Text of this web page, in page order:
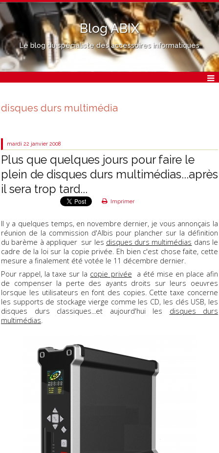
Blog ABIX
Le blog du spécialiste des accessoires informatiques
disques durs multimédia
mardi 22 janvier 2008
Plus que quelques jours pour faire le
plein de disques durs multimédias...après
il sera trop tard...
Imprimer
Il y a quelques temps, en novembre dernier, je vous annonçais la
réunion de la commission d'Albis pour plancher sur la définition
du barème à appliquer sur les disques durs multimédias dans le
cadre de la loi sur la copie privée. Eh bien c'est chose faite, cette
mesure a finalement été votée le 11 décembre dernier.
Pour rappel, la taxe sur la copie privée a été mise en place afin
de compenser la perte des ayants droits sur leurs oeuvres
lorsque les utilisateurs en font des copies. Cette taxe concerne
les supports de stockage vierge comme les CD, les clés USB, les
disques durs classiques...et aujourd'hui les disques durs
multimédias.